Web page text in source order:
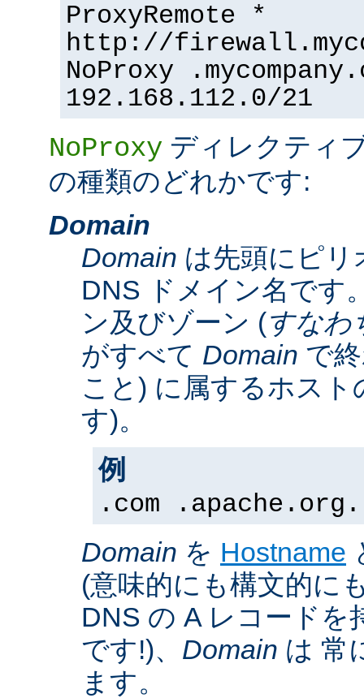
ProxyRemote *
http://
NoProxy
192.168.112.0/21
NoProxy ディレクティ
の種類のどれかです:
Domain
Domain は先頭にピリ
DNS ドメイン名です
ン及びゾーン (すなわ
がすべて Domain で
こと) に属するホス
す)。
例
.com .apache.org.
Domain を Hostname
(意味的にも構文的に
DNS の A レコードを
です!)、 Domain は 常
ます。